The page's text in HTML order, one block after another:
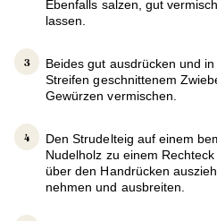
Ebenfalls salzen, gut
lassen.
Beides gut ausdrücken und
Streifen geschnittenem
Gewürzen vermischen.
Den Strudelteig auf einem
Nudelholz zu einem
über den Handrücken
nehmen und ausbreiten.